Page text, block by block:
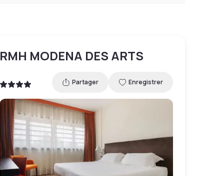
RMH MODENA DES ARTS
Partager Enregistrer